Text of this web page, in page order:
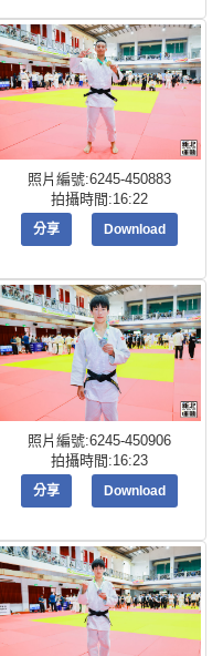
照片編號:6245-450883
拍攝時間:16:22
分享 Download
照片編號:6245-450906
拍攝時間:16:23
分享 Download